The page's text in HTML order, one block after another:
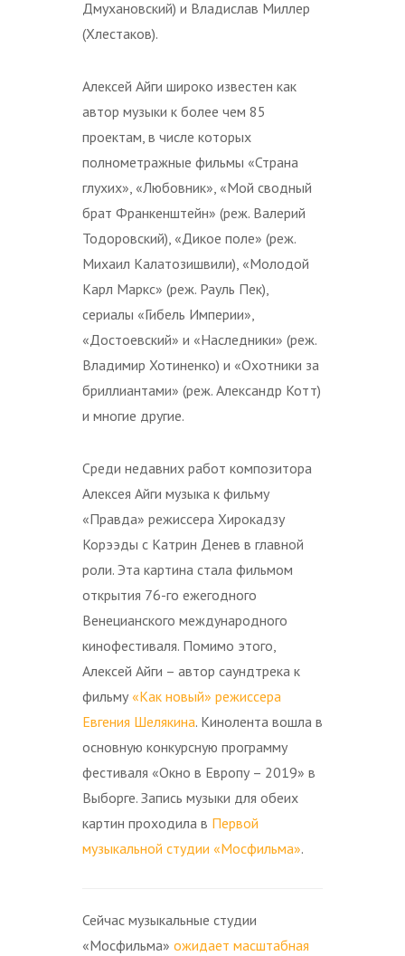
Дмухановский) и Владислав Миллер
(Хлестаков).
Алексей Айги широко известен как
автор музыки к более чем 85
проектам, в числе которых
полнометражные фильмы «Страна
глухих», «Любовник», «Мой сводный
брат Франкенштейн» (реж. Валерий
Тодоровский), «Дикое поле» (реж.
Михаил Калатозишвили), «Молодой
Карл Маркс» (реж. Рауль Пек),
сериалы «Гибель Империи»,
«Достоевский» и «Наследники» (реж.
Владимир Хотиненко) и «Охотники за
бриллиантами» (реж. Александр Котт)
и многие другие.
Среди недавних работ композитора
Алексея Айги музыка к фильму
«Правда» режиссера Хирокадзу
Корээды с Катрин Денев в главной
роли. Эта картина стала фильмом
открытия 76-го ежегодного
Венецианского международного
кинофестиваля. Помимо этого,
Алексей Айги – автор саундтрека к
фильму «Как новый» режиссера
Евгения Шелякина. Кинолента вошла в
основную конкурсную программу
фестиваля «Окно в Европу – 2019» в
Выборге. Запись музыки для обеих
картин проходила в Первой
музыкальной студии «Мосфильма».
Сейчас музыкальные студии
«Мосфильма» ожидает масштабная